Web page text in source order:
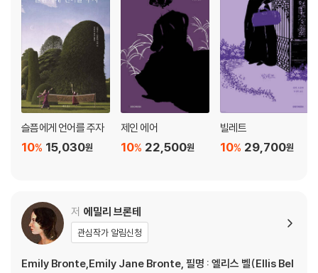
슬픔에게 언어를 주자
15,030원
10%
제인 에어
22,500원
10%
빌레트
29,700원
10%
저 에밀리 브론테
관심작가 알림신청
Emily Bronte,Emily Jane Bronte, 필명 : 엘리스 벨(Ellis Bel